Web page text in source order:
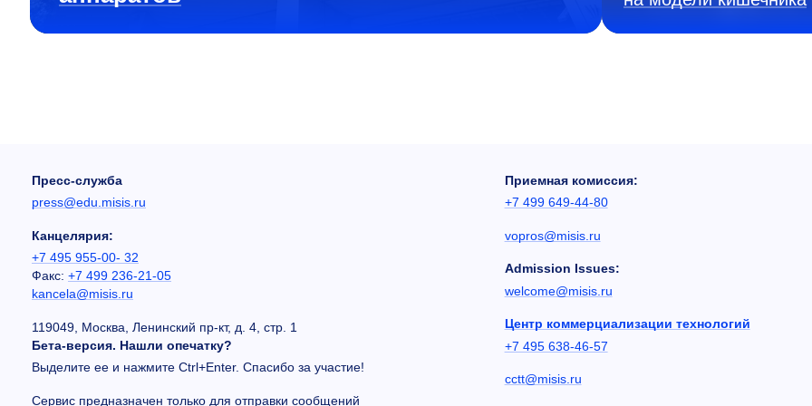
Пресс-служба
press@edu.misis.ru
Канцелярия:
+7 495 955-00- 32
Факс: +7 499 236-21-05
kancela@misis.ru
119049, Москва, Ленинский пр-кт, д. 4, стр. 1
Бета-версия. Нашли опечатку?
Выделите ее и нажмите Ctrl+Enter. Спасибо за участие!
Сервис предназначен только для отправки сообщений
Приемная комиссия:
+7 499 649-44-80
vopros@misis.ru
Admission Issues:
welcome@misis.ru
Центр коммерциализации технологий
+7 495 638-46-57
cctt@misis.ru